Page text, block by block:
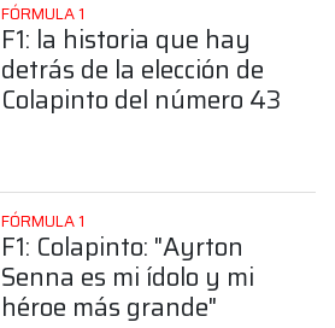
FÓRMULA 1
F1: la historia que hay
detrás de la elección de
Colapinto del número 43
FÓRMULA 1
F1: Colapinto: "Ayrton
Senna es mi ídolo y mi
héroe más grande"